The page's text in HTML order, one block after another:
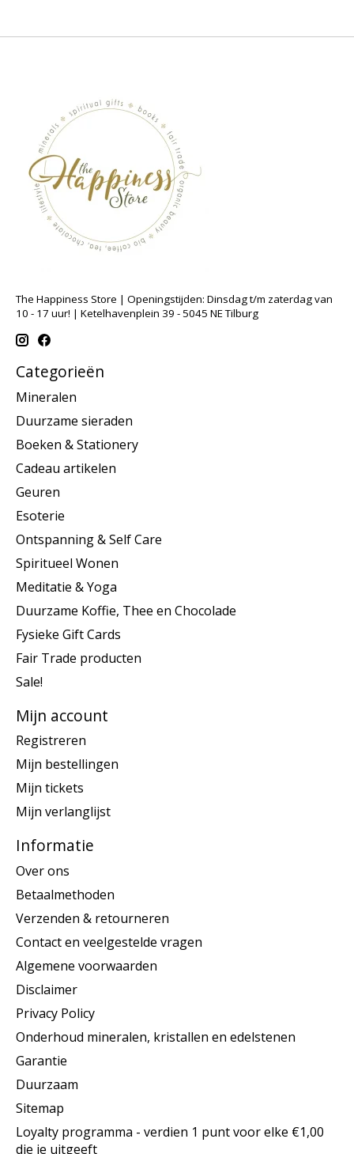
The Happiness Store | Openingstijden: Dinsdag t/m zaterdag van
10 - 17 uur! | Ketelhavenplein 39 - 5045 NE Tilburg
Categorieën
Mineralen
Duurzame sieraden
Boeken & Stationery
Cadeau artikelen
Geuren
Esoterie
Ontspanning & Self Care
Spiritueel Wonen
Meditatie & Yoga
Duurzame Koffie, Thee en Chocolade
Fysieke Gift Cards
Fair Trade producten
Sale!
Mijn account
Registreren
Mijn bestellingen
Mijn tickets
Mijn verlanglijst
Informatie
Over ons
Betaalmethoden
Verzenden & retourneren
Contact en veelgestelde vragen
Algemene voorwaarden
Disclaimer
Privacy Policy
Onderhoud mineralen, kristallen en edelstenen
Garantie
Duurzaam
Sitemap
Loyalty programma - verdien 1 punt voor elke €1,00
die je uitgeeft